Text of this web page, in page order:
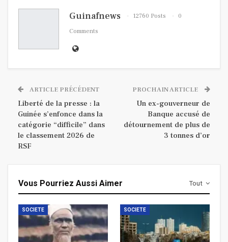
Guinafnews 12760 Posts
0
Comments
ARTICLE PRÉCÉDENT
Liberté de la presse : la
Guinée s’enfonce dans la
catégorie “difficile” dans
le classement 2026 de
RSF
PROCHAIN ARTICLE
Un ex-gouverneur de
Banque accusé de
détournement de plus de
3 tonnes d’or
Tout
Vous Pourriez Aussi Aimer
SOCIETE SOCIETE